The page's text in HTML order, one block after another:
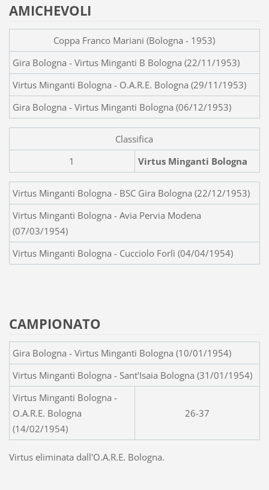
AMICHEVOLI
Coppa Franco Mariani (Bologna - 1953)
Gira Bologna - Virtus Minganti B Bologna (22/11/1953)
Virtus Minganti Bologna - O.A.R.E. Bologna (29/11/1953)
Gira Bologna - Virtus Minganti Bologna (06/12/1953)
Classifica
1
Virtus Minganti Bologna
Virtus Minganti Bologna - BSC Gira Bologna (22/12/1953)
Virtus Minganti Bologna - Avia Pervia Modena
(07/03/1954)
Virtus Minganti Bologna - Cucciolo Forlì (04/04/1954)
CAMPIONATO
Gira Bologna - Virtus Minganti Bologna (10/01/1954)
Virtus Minganti Bologna - Sant'Isaia Bologna (31/01/1954)
Virtus Minganti Bologna -
O.A.R.E. Bologna
(14/02/1954)
26-37
Virtus eliminata dall'O.A.R.E. Bologna.